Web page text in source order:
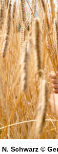
N. Schwarz ©